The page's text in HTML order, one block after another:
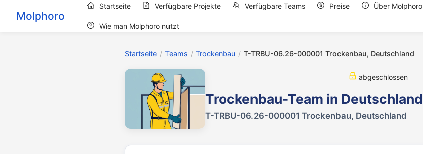
Molphoro
Startseite Verfügbare Projekte Verfügbare Teams Preise Über Molphoro
Wie man Molphoro nutzt
Startseite / Teams / Trockenbau / T-TRBU-06.26-000001 Trockenbau, Deutschland
abgeschlossen
Trockenbau-Team in Deutschland
T-TRBU-06.26-000001 Trockenbau, Deutschland